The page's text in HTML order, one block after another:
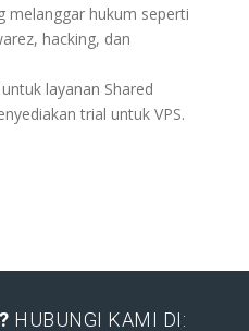
melanggar hukum seperti
hacking, dan
layanan Shared
trial untuk VPS.
HUBUNGI KAMI DI: